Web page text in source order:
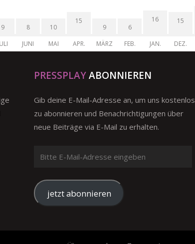
9
8
JUNI
10
MAI
15
APR.
9
MÄRZ
6
FEB.
16
JAN.
15
DEZ.
PRESSPLAYABONNIEREN
Gib deine E-Mail-Adresse an, um uns kostenlos
zu abonnieren und Benachrichtigungen über
neue Beiträge via E-Mail zu erhalten.
Mail-
Adresse
eingeben
jetzt abonnieren